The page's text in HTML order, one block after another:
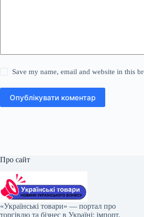
Save my name, email and website in this
Опублікувати коментар
Про сайт
«Українські товари» — портал про
торгівлю та бізнес в Україні: імпорт,